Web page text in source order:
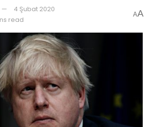
4 Şubat 2020
read
AA